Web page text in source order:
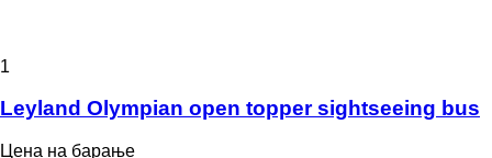
1
Leyland Olympian open topper sightseeing bus
Цена на барање